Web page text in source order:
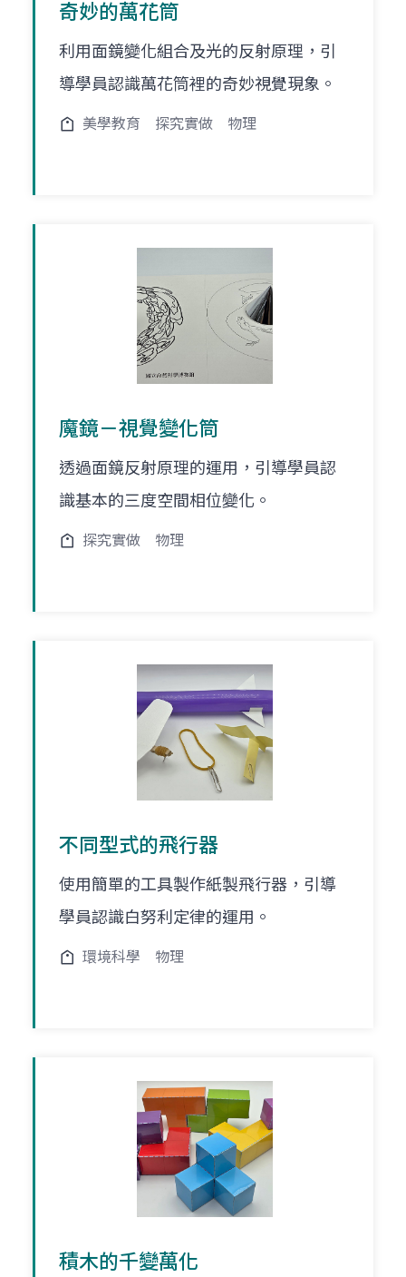
奇妙的萬花筒
利用面鏡變化組合及光的反射原理，引
導學員認識萬花筒裡的奇妙視覺現象。
美學教育 探究實做 物理
魔鏡－視覺變化筒
透過面鏡反射原理的運用，引導學員認
識基本的三度空間相位變化。
探究實做 物理
不同型式的飛行器
使用簡單的工具製作紙製飛行器，引導
學員認識白努利定律的運用。
環境科學 物理
積木的千變萬化